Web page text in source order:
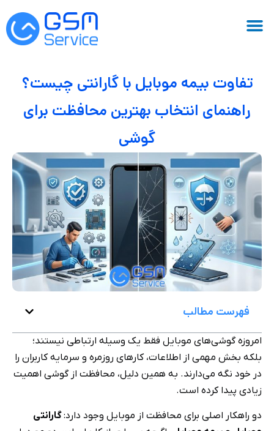
تفاوت بیمه موبایل با گارانتی چیست؟
راهنمای انتخاب بهترین محافظت برای
گوشی
فهرست مطالب
امروزه گوشی‌های موبایل فقط یک وسیله ارتباطی نیستند؛
بلکه بخش مهمی از اطلاعات، کارهای روزمره و سرمایه کاربران را
در خود نگه می‌دارند. به همین دلیل، محافظت از گوشی اهمیت
زیادی پیدا کرده است.
دو راهکار اصلی برای محافظت از موبایل وجود دارد:گارانتی